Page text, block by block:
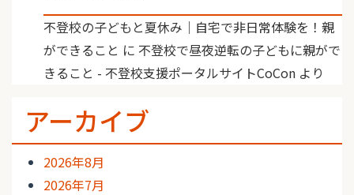
不登校の子どもと夏休み｜自宅で非日常体験を！親
ができること に 不登校で昼夜逆転の子どもに親がで
きること - 不登校支援ポータルサイトCoCon より
アーカイブ
2026年8月
2026年7月